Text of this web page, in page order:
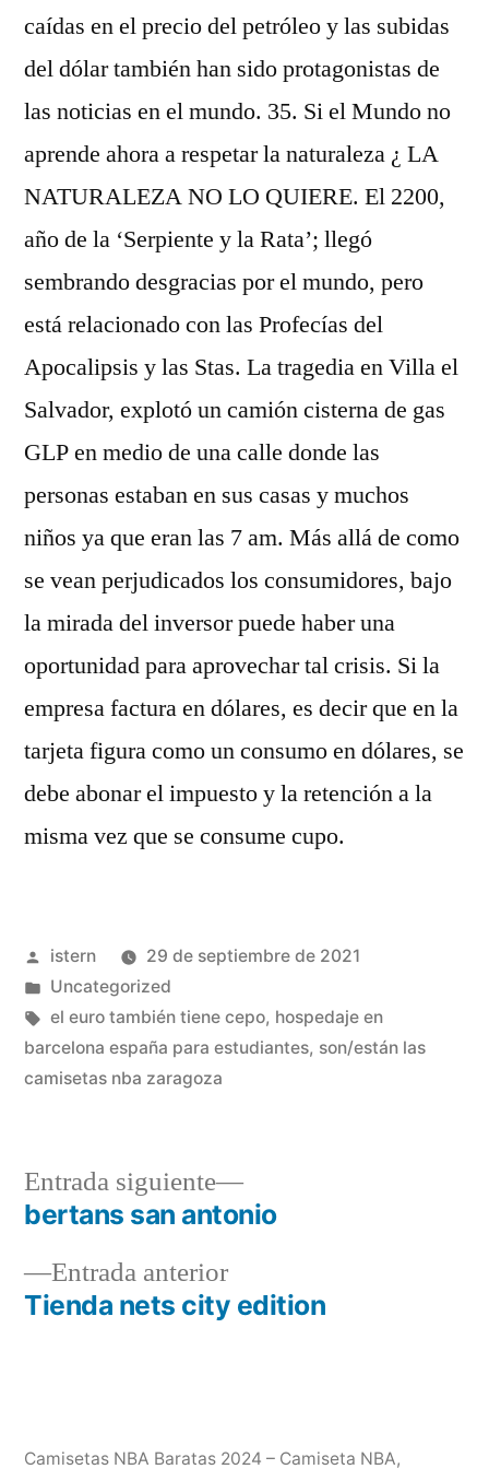
caídas en el precio del petróleo y las subidas
del dólar también han sido protagonistas de
las noticias en el mundo. 35. Si el Mundo no
aprende ahora a respetar la naturaleza ¿ LA
NATURALEZA NO LO QUIERE. El 2200,
año de la ‘Serpiente y la Rata’; llegó
sembrando desgracias por el mundo, pero
está relacionado con las Profecías del
Apocalipsis y las Stas. La tragedia en Villa el
Salvador, explotó un camión cisterna de gas
GLP en medio de una calle donde las
personas estaban en sus casas y muchos
niños ya que eran las 7 am. Más allá de como
se vean perjudicados los consumidores, bajo
la mirada del inversor puede haber una
oportunidad para aprovechar tal crisis. Si la
empresa factura en dólares, es decir que en la
tarjeta figura como un consumo en dólares, se
debe abonar el impuesto y la retención a la
misma vez que se consume cupo.
Publicado
por
istern
29 de septiembre de 2021
Publicado
en
Uncategorized
Etiquetas:
el euro también tiene cepo, hospedaje en
barcelona españa para estudiantes, son/están las
camisetas nba zaragoza
Navegación
deEntrada anteriorEntrada
anterior:
Tienda nets city edition
Entrada siguiente
Entrada
siguiente:
bertans san antonio
Camisetas NBA Baratas 2024 – Camiseta NBA,